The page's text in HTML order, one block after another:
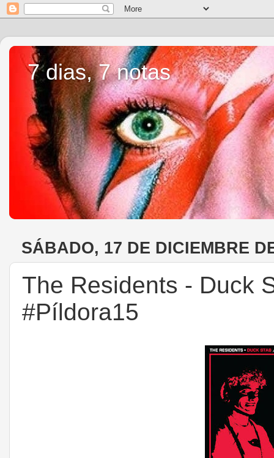
7 dias, 7 notas
SÁBADO, 17 DE DICIEMBRE
The Residents - Duck
#Píldora15